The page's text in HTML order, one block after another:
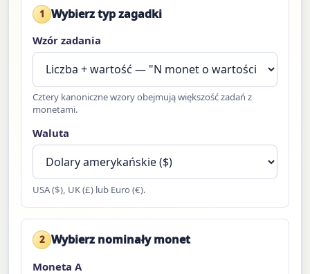
1 Wybierz typ zagadki
Wzór zadania
Cztery kanoniczne wzory obejmują większość zadań z
monetami.
Waluta
USA ($), UK (£) lub Euro (€).
2 Wybierz nominały monet
Moneta A